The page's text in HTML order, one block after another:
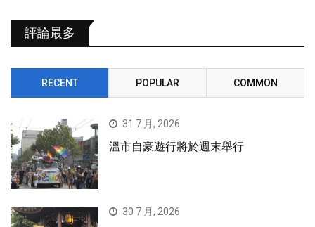
評論最多
RECENT POPULAR COMMON
31 7 月, 2026
溫市自豪遊行將於週末舉行
30 7 月, 2026